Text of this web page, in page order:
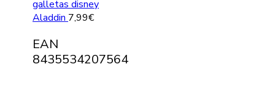
Aladdin 7,99€
EAN
8435534207564